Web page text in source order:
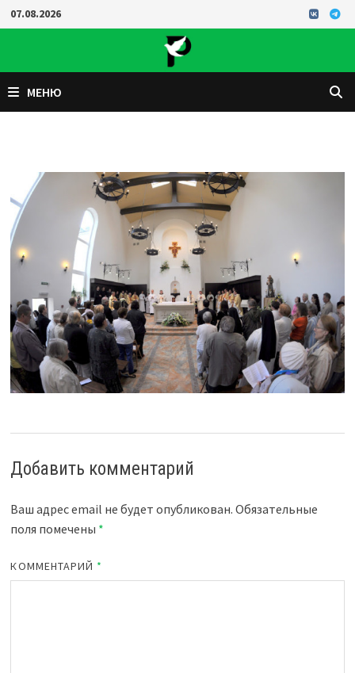
Перейти
к
07.08.2026
МЕНЮ
Добавить комментарий
Ваш адрес email не будет опубликован. Обязательные
поля помечены *
КОММЕНТАРИЙ *